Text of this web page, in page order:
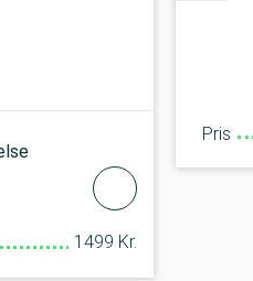
1499 Kr.
Pris